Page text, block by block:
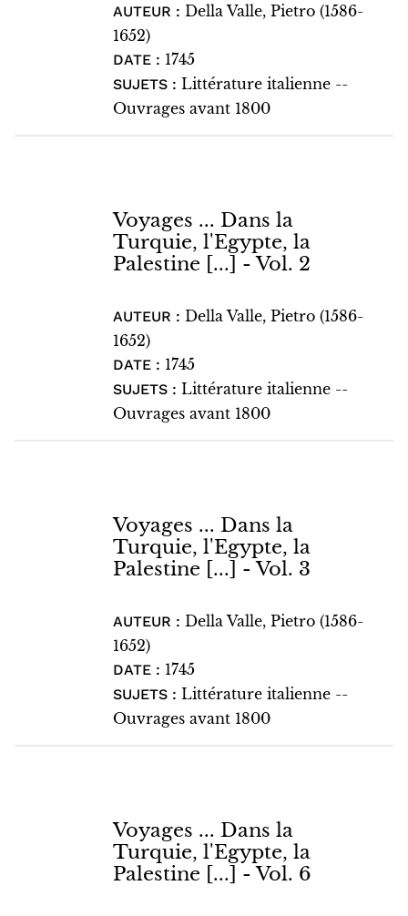
AUTEUR : Della Valle, Pietro (1586-
1652)
DATE : 1745
SUJETS : Littérature italienne --
Ouvrages avant 1800
Voyages ... Dans la
Turquie, l'Egypte, la
Palestine [...] - Vol. 2
AUTEUR : Della Valle, Pietro (1586-
1652)
DATE : 1745
SUJETS : Littérature italienne --
Ouvrages avant 1800
Voyages ... Dans la
Turquie, l'Egypte, la
Palestine [...] - Vol. 3
AUTEUR : Della Valle, Pietro (1586-
1652)
DATE : 1745
SUJETS : Littérature italienne --
Ouvrages avant 1800
Voyages ... Dans la
Turquie, l'Egypte, la
Palestine [...] - Vol. 6